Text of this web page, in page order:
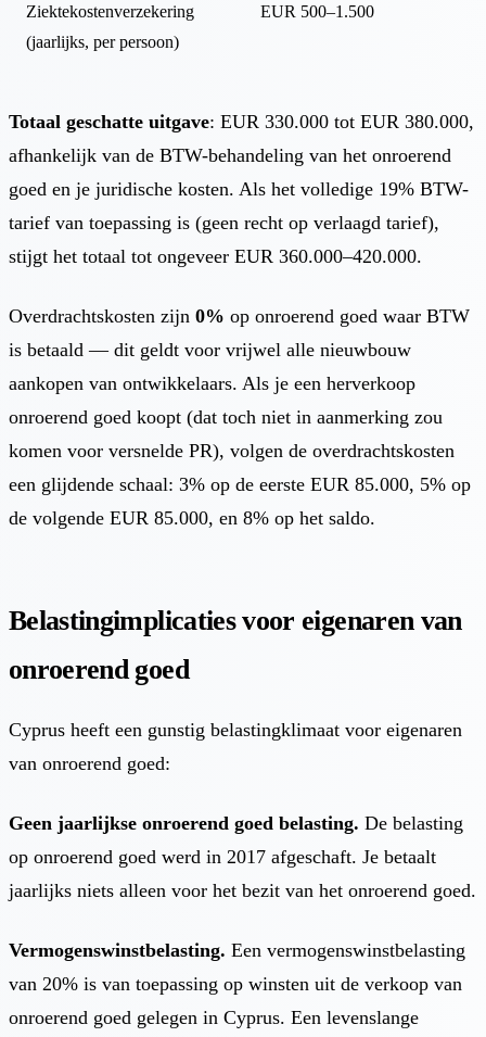
Ziektekostenverzekering
(jaarlijks, per persoon)
EUR 500–1.500
Totaal geschatte uitgave: EUR 330.000 tot EUR 380.000,
afhankelijk van de BTW-behandeling van het onroerend
goed en je juridische kosten. Als het volledige 19% BTW-
tarief van toepassing is (geen recht op verlaagd tarief),
stijgt het totaal tot ongeveer EUR 360.000–420.000.
Overdrachtskosten zijn 0% op onroerend goed waar BTW
is betaald — dit geldt voor vrijwel alle nieuwbouw
aankopen van ontwikkelaars. Als je een herverkoop
onroerend goed koopt (dat toch niet in aanmerking zou
komen voor versnelde PR), volgen de overdrachtskosten
een glijdende schaal: 3% op de eerste EUR 85.000, 5% op
de volgende EUR 85.000, en 8% op het saldo.
Belastingimplicaties voor eigenaren van
onroerend goed
Cyprus heeft een gunstig belastingklimaat voor eigenaren
van onroerend goed:
Geen jaarlijkse onroerend goed belasting. De belasting
op onroerend goed werd in 2017 afgeschaft. Je betaalt
jaarlijks niets alleen voor het bezit van het onroerend goed.
Vermogenswinstbelasting. Een vermogenswinstbelasting
van 20% is van toepassing op winsten uit de verkoop van
onroerend goed gelegen in Cyprus. Een levenslange